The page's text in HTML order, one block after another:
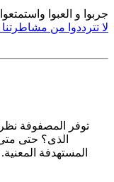
جربوا و العبوا
لا تترددوا من
توفر المصفوفة
الذى؟ حتى
المستهدفة